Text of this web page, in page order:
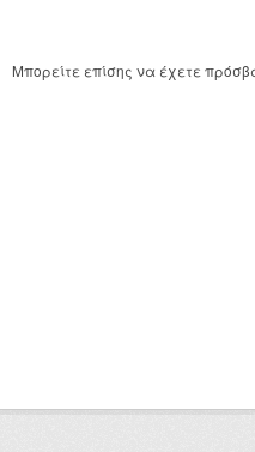
Μπορείτε επίσης να έχετε